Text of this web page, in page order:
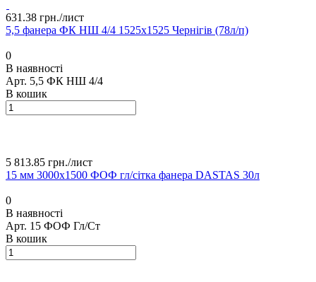
631.38 грн./лист
5,5 фанера ФК НШ 4/4 1525х1525 Чернігів (78л/п)
0
В наявності
Арт. 5,5 ФК НШ 4/4
В кошик
5 813.85 грн./лист
15 мм 3000х1500 ФОФ гл/сітка фанера DASTAS 30л
0
В наявності
Арт. 15 ФОФ Гл/Ст
В кошик